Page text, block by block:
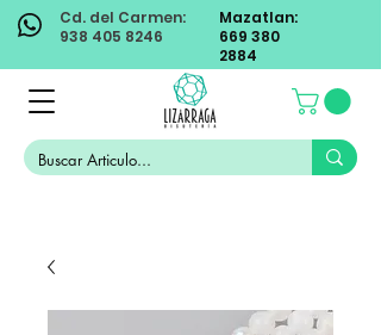
Cd. del Carmen:
938 405 8246
Mazatlan:
669 380
2884